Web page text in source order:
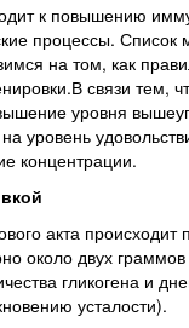
к повышению
процессы. Список
на том, как
связи тем,
уровня
уровень
концентрации.
акта происходит
около двух граммов
гликогена и
усталости).